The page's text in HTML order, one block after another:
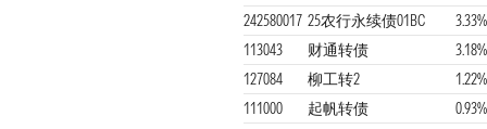
242580017 25农行永续债01BC
3.33%
113043
财通转债
3.18%
127084
柳工转2
1.22%
111000
起帆转债
0.93%